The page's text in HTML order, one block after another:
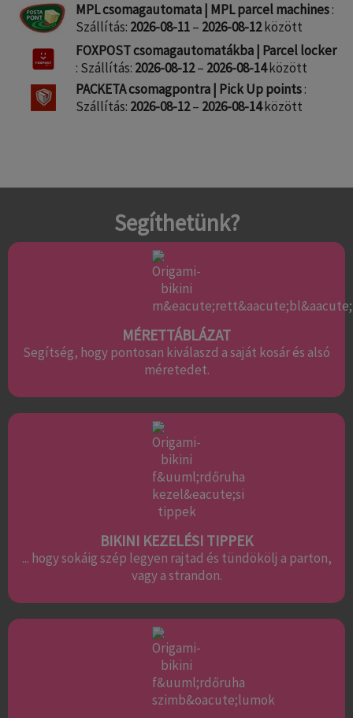
MPL csomagautomata | MPL parcel machines:
Szállítás: 2026-08-11– 2026-08-12között
FOXPOST csomagautomatákba | Parcel locker
: Szállítás: 2026-08-12– 2026-08-14között
PACKETA csomagpontra | Pick Up points:
Szállítás: 2026-08-12– 2026-08-14között
Segíthetünk?
MÉRETTÁBLÁZAT
Segítség, hogy pontosan kiválaszd a saját kosár és alsó
méretedet.
BIKINI KEZELÉSI TIPPEK
... hogy sokáig szép legyen rajtad és tündökölj a parton,
vagy a strandon.